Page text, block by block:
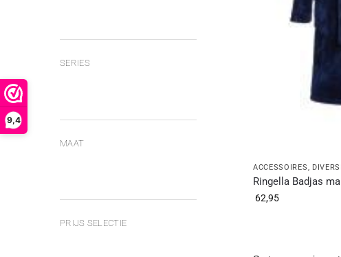
9,4
ACCESSOIRES,
Ringella Badjas
62,95
SERIES
MAAT
PRIJS SELECTIE